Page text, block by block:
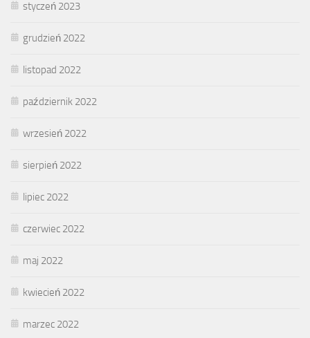
styczeń 2023
grudzień 2022
listopad 2022
październik 2022
wrzesień 2022
sierpień 2022
lipiec 2022
czerwiec 2022
maj 2022
kwiecień 2022
marzec 2022